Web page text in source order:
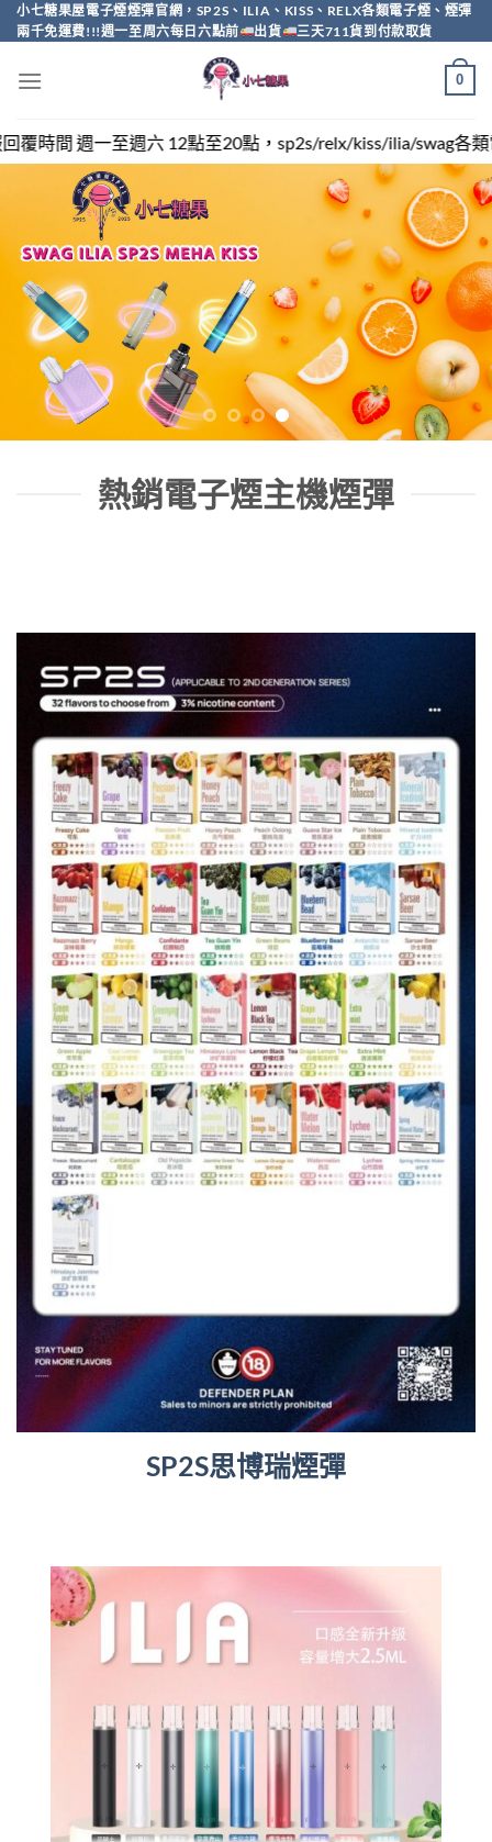
Skip
to
小七糖果屋電子煙煙彈官網，SP2S、ILIA、KISS、RELX各類電子煙、煙彈
兩千免運費!!!週一至周六每日六點前
出貨 三天711貨到付款取貨
0
20點，sp2s/relx/kiss/ilia/swag各類電子煙煙彈買越多越便宜
熱銷電子煙主機煙彈
SP2S思博瑞煙彈